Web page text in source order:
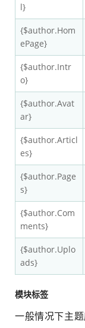
l}
{$author.Hom
ePage}
{$author.Intr
o}
{$author.Avat
ar}
{$author.Articl
es}
{$author.Page
s}
{$author.Com
ments}
{$author.Uplo
ads}
模块标签
一般情况下主